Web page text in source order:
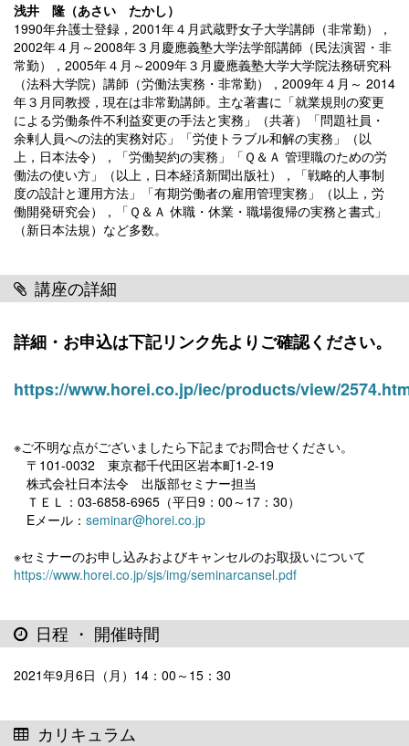
浅井 隆（あさい たかし）
1990年弁護士登録，2001年４月武蔵野女子大学講師（非常勤），
2002年４月～2008年３月慶應義塾大学法学部講師（民法演習・非
常勤），2005年４月～2009年３月慶應義塾大学大学院法務研究科
（法科大学院）講師（労働法実務・非常勤），2009年４月～ 2014
年３月同教授，現在は非常勤講師。主な著書に「就業規則の変更
による労働条件不利益変更の手法と実務」（共著）「問題社員・
余剰人員への法的実務対応」「労使トラブル和解の実務」（以
上，日本法令），「労働契約の実務」「Ｑ＆Ａ 管理職のための労
働法の使い方」（以上，日本経済新聞出版社），「戦略的人事制
度の設計と運用方法」「有期労働者の雇用管理実務」（以上，労
働開発研究会），「Ｑ＆Ａ 休職・休業・職場復帰の実務と書式」
（新日本法規）など多数。
講座の詳細
詳細・お申込は下記リンク先よりご確認ください。
https://www.horei.co.jp/iec/products/view/
※ご不明な点がございましたら下記までお問合せください。
〒101-0032 東京都千代田区岩本町1-2-19
株式会社日本法令 出版部セミナー担当
ＴＥＬ：03-6858-6965（平日9：00～17：30）
Eメール： seminar@horei.co.jp
※セミナーのお申し込みおよびキャンセルのお取扱いについて
https://www.horei.co.jp/sjs/img/seminarcansel.pdf
日程 ・ 開催時間
2021年9月6日（月）14：00～15：30
カリキュラム